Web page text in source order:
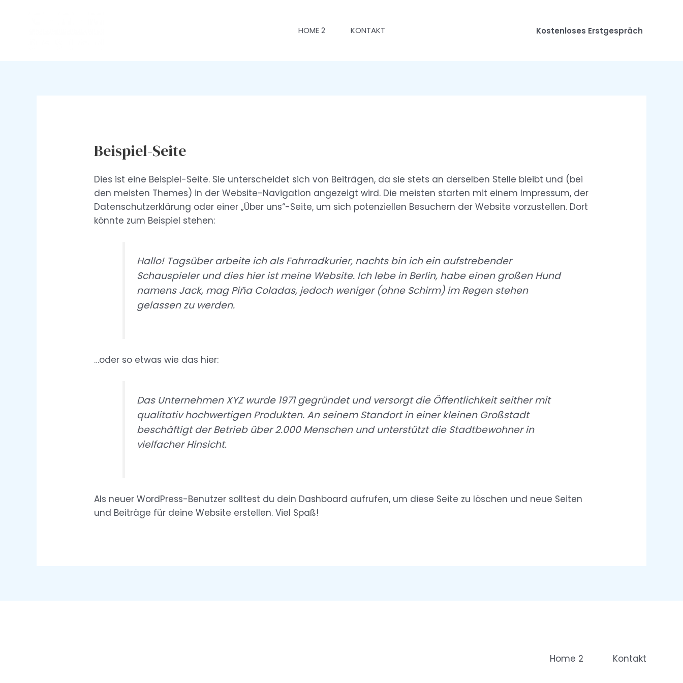
HOME 2 KONTAKT Kostenloses Erstgespräch
Beispiel-Seite
Dies ist eine Beispiel-Seite. Sie unterscheidet sich von Beiträgen, da sie stets an derselben Stelle bleibt und (bei
den meisten Themes) in der Website-Navigation angezeigt wird. Die meisten starten mit einem Impressum, der
Datenschutzerklärung oder einer „Über uns“-Seite, um sich potenziellen Besuchern der Website vorzustellen. Dort
könnte zum Beispiel stehen:
Hallo! Tagsüber arbeite ich als Fahrradkurier, nachts bin ich ein aufstrebender
Schauspieler und dies hier ist meine Website. Ich lebe in Berlin, habe einen großen Hund
namens Jack, mag Piña Coladas, jedoch weniger (ohne Schirm) im Regen stehen
gelassen zu werden.
…oder so etwas wie das hier:
Das Unternehmen XYZ wurde 1971 gegründet und versorgt die Öffentlichkeit seither mit
qualitativ hochwertigen Produkten. An seinem Standort in einer kleinen Großstadt
beschäftigt der Betrieb über 2.000 Menschen und unterstützt die Stadtbewohner in
vielfacher Hinsicht.
Als neuer WordPress-Benutzer solltest du dein Dashboard aufrufen, um diese Seite zu löschen und neue Seiten
und Beiträge für deine Website erstellen. Viel Spaß!
Home 2 Kontakt